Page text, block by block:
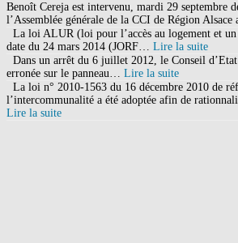
Benoît Cereja est intervenu, mardi 29 septembre
l’Assemblée générale de la CCI de Région
La loi ALUR (loi pour l’accès au logement et
date du 24 mars 2014 (JORF… Lire la suite
Dans un arrêt du 6 juillet 2012, le Conseil
erronée sur le panneau… Lire la suite
La loi n° 2010-1563 du 16 décembre 2010 de
l’intercommunalité a été adoptée afin de
Lire la suite